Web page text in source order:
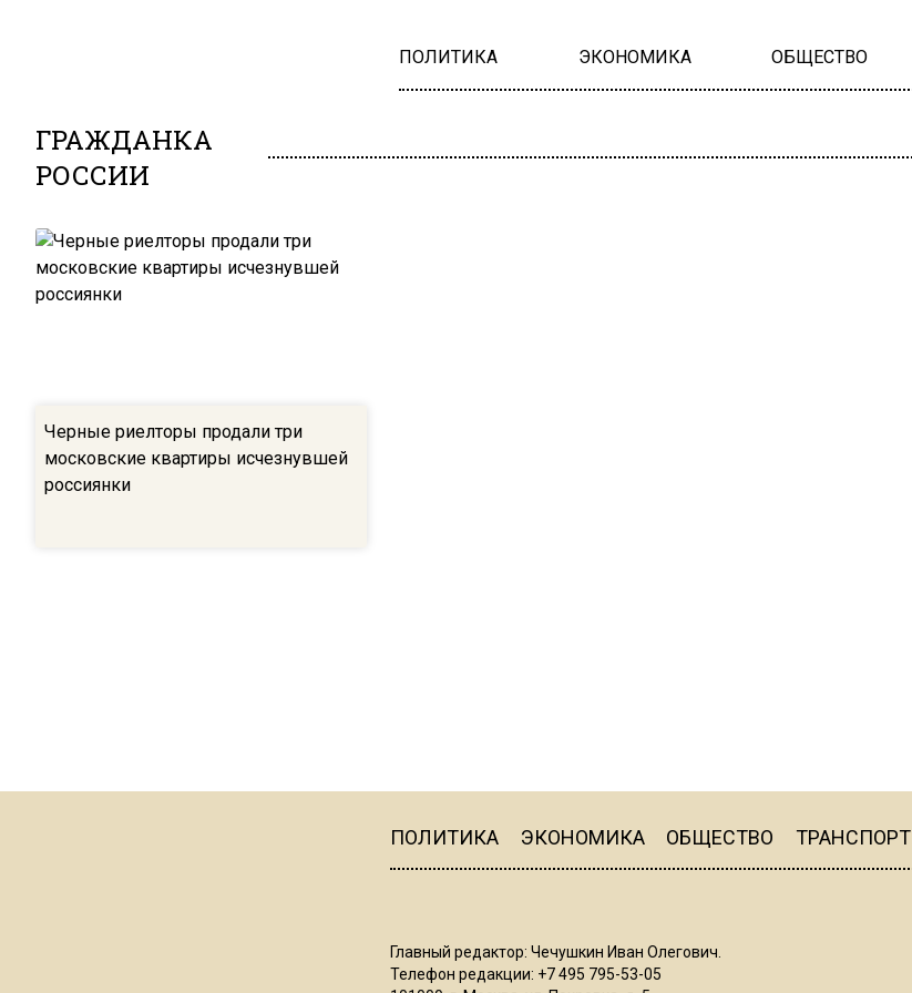
ПОЛИТИКА ЭКОНОМИКА ОБЩЕСТВО
ГРАЖДАНКА
РОССИИ
Черные риелторы продали три
московские квартиры исчезнувшей
россиянки
ПОЛИТИКА ЭКОНОМИКА ОБЩЕСТВО ТРАНСПОРТ
Главный редактор: Чечушкин Иван Олегович.
Телефон редакции: +7 495 795-53-05